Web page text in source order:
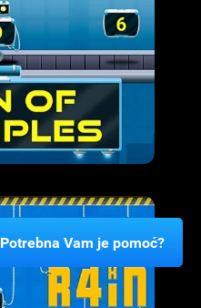
Potrebna Vam je pomoć?